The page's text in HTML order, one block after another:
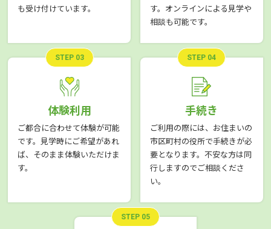
も受け付けています。
す。オンラインによる見学や
相談も可能です。
STEP 03
体験利用
ご都合に合わせて体験が可能
です。見学時にご希望があれ
ば、そのまま体験いただけま
す。
STEP 04
手続き
ご利用の際には、お住まいの
市区町村の役所で手続きが必
要となります。不安な方は同
行しますのでご相談くださ
い。
STEP 05